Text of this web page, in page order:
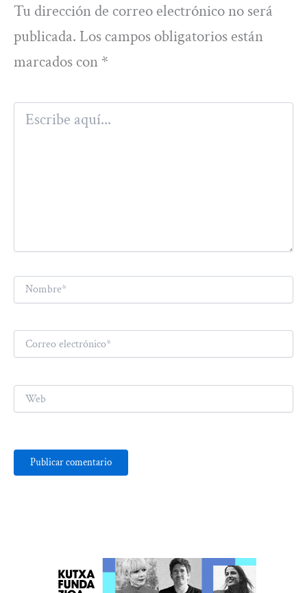
Tu dirección de correo electrónico no será
publicada. Los campos obligatorios están
marcados con *
aquí...
Nombre*
electrónico*